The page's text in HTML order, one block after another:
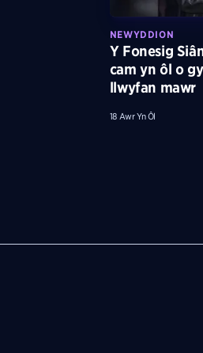
NEWYDDION
Y Fonesig
cam yn ôl o
llwyfan mawr
18 Awr Yn Ôl